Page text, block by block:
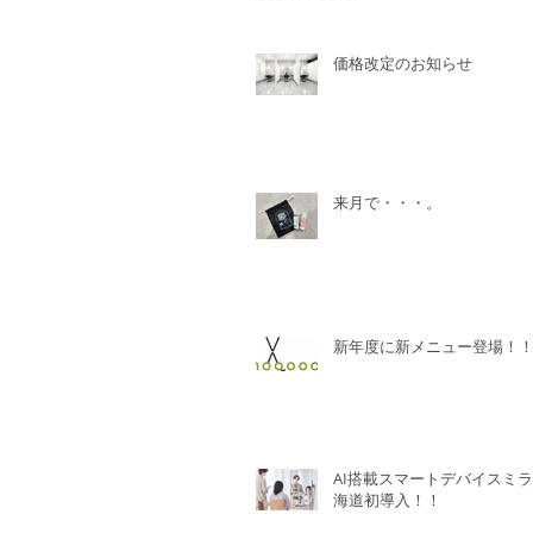
価格改定のお知らせ
来月で・・・。
新年度に新メニュー登場！！
AI搭載スマートデバイスミラ
海道初導入！！